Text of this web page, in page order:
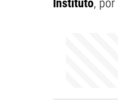
Instituto,